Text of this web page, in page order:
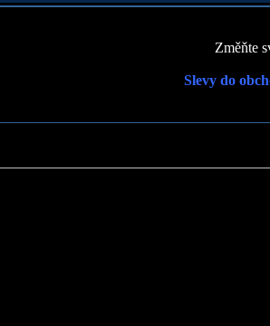
Změňte
Slevy do